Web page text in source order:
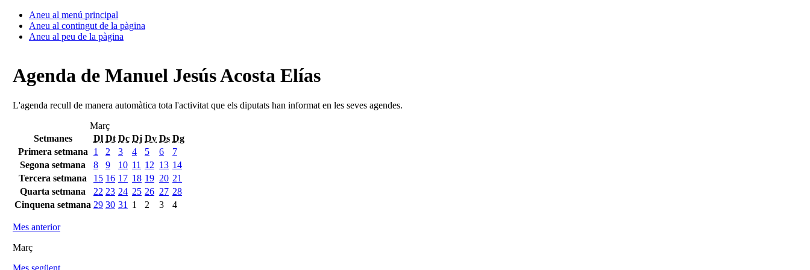
Aneu al menú principal
Aneu al contingut de la pàgina
Aneu al peu de la pàgina
Agenda de Manuel Jesús Acosta Elías
L'agenda recull de manera automàtica tota l'activitat que els diputats han informat en les seves agendes.
Març
Setmanes
Dl Dt Dc Dj Dv Ds Dg
Primera setmana
1 2 3 4 5 6
7
Segona setmana
8 9 10 11 12 13 14
Tercera setmana
15 16 17 18 19 20 21
Quarta setmana
22 23 24 25 26 27 28
Cinquena setmana 29 30 31 1 2 3 4
Mes anterior
Març
Mes següent